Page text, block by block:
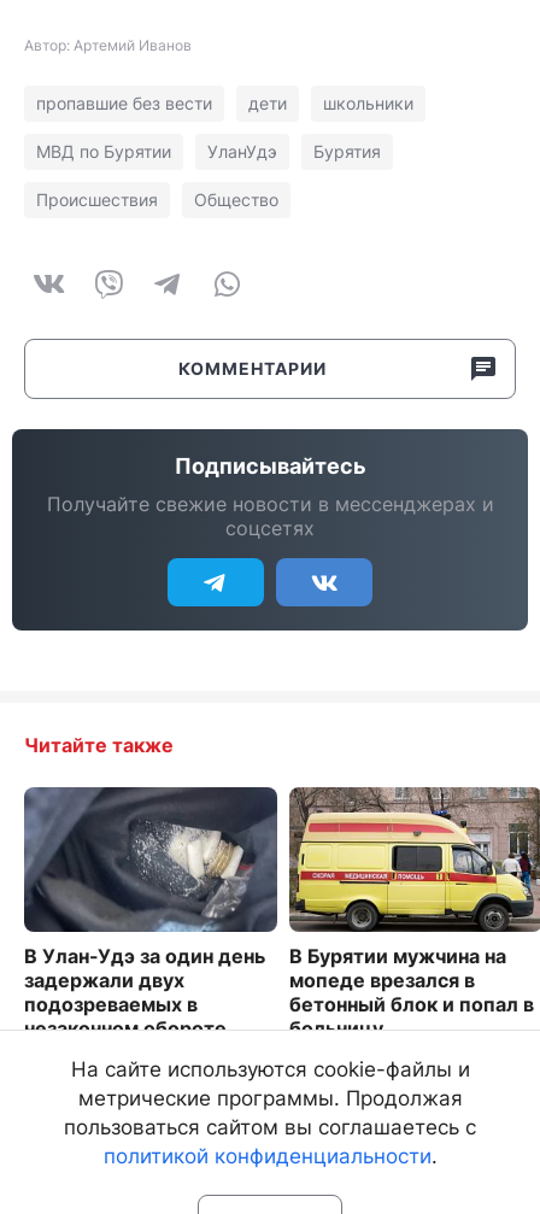
Автор: Артемий Иванов
пропавшие без вести дети школьники
МВД по Бурятии УланУдэ Бурятия
Происшествия Общество
КОММЕНТАРИИ
Подписывайтесь
Получайте свежие новости в мессенджерах и
соцсетях
Читайте также
В Улан-Удэ за один день
задержали двух
подозреваемых в
незаконном обороте
В Бурятии мужчина на
мопеде врезался в
бетонный блок и попал в
больницу
3599
На сайте используются cookie-файлы и
метрические программы. Продолжая
пользоваться сайтом вы соглашаетесь с
политикой конфиденциальности.